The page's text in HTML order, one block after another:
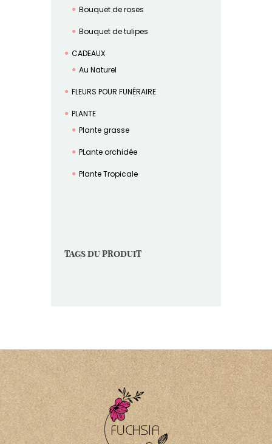
Bouquet de roses
Bouquet de tulipes
CADEAUX
Au Naturel
FLEURS POUR FUNÉRAIRE
PLANTE
Plante grasse
PLante orchidée
Plante Tropicale
TAGS DU PRODUIT